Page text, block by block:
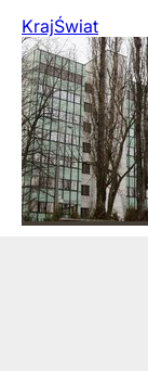
KrajŚwiat